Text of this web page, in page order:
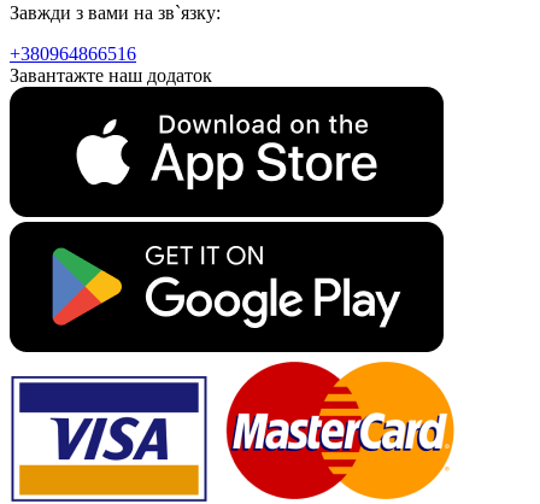
Завжди з вами на зв`язку:
+380964866516
Завантажте наш додаток